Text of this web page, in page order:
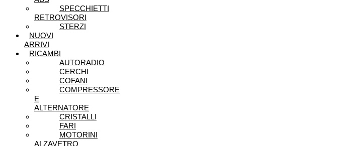
SPECCHIETTI
RETROVISORI
STERZI
NUOVI
ARRIVI
RICAMBI
AUTORADIO
CERCHI
COFANI
COMPRESSORE
E
ALTERNATORE
CRISTALLI
FARI
MOTORINI
ALZAVETRO